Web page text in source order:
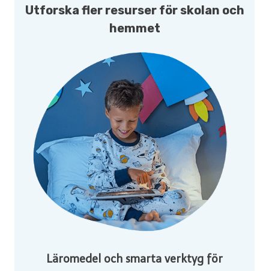
Utforska fler resurser för skolan och
hemmet
Läromedel och smarta verktyg för